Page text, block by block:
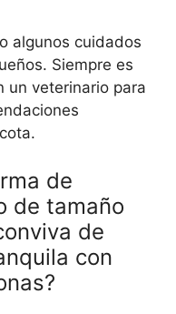
algunos cuidados
Siempre es
un veterinario para
de
de tamaño
de
con